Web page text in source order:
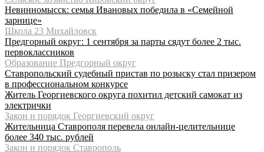
Невинномысск: семья Ивановых победила в «Семейной
зарнице»
Школа 23 Михайловск
Предгорный округ: 1 сентября за парты сядут более 2 тыс.
первоклассников
Образование Предгорный округ
Ставропольский судебный пристав по розыску стал призером
в профессиональном конкурсе
Житель Георгиевского округа похитил детский самокат из
электрички
Закон и порядок Георгиевский округ
Жительница Ставрополя перевела онлайн-целительнице
более 340 тыс. рублей
Закон и порядок Ставрополь